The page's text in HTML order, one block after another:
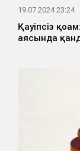
19.07.2024 23:24
Қауіпсіз
аясында